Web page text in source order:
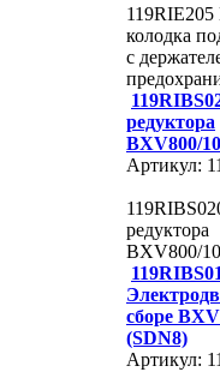
колодка
с
редуктора
BXV800/
Артикул:
редуктора
BXV800/
сборе
(SDN8)
Артикул: